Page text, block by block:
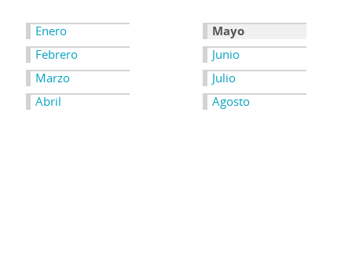
Enero
Febrero
Marzo
Abril
Mayo
Junio
Julio
Agosto